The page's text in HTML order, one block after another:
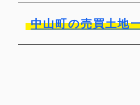
中山町の売買土地